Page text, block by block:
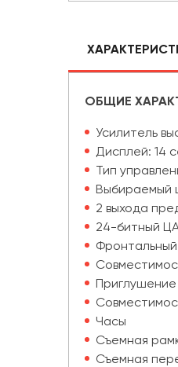
ОБЩИЕ
Усилитель
Дисплей: 14
Тип
Выбираемый
2 выхода
24-битный
Фронтальный
Часы
Съемная
Съемная